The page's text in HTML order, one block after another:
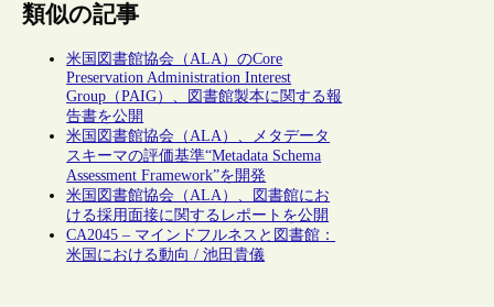
類似の記事
米国図書館協会（ALA）のCore
Preservation Administration Interest
Group（PAIG）、図書館製本に関する報
告書を公開
米国図書館協会（ALA）、メタデータ
スキーマの評価基準“Metadata Schema
Assessment Framework”を開発
米国図書館協会（ALA）、図書館にお
ける採用面接に関するレポートを公開
CA2045 – マインドフルネスと図書館：
米国における動向 / 池田貴儀